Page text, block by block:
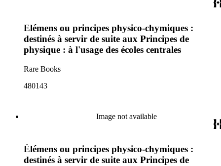
Elémens ou principes physico-chymiques :
destinés à servir de suite aux Principes de
physique : à l'usage des écoles centrales
Rare Books
480143
Image not available
Élémens ou principes physico-chymiques :
destinés à servir de suite aux Principes de